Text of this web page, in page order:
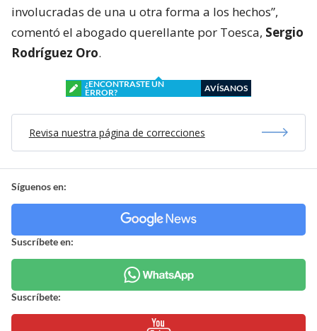
involucradas de una u otra forma a los hechos”,
comentó el abogado querellante por Toesca, Sergio
Rodríguez Oro.
¿ENCONTRASTE UN
ERROR?
AVÍSANOS
Revisa nuestra página de correcciones
Síguenos en:
Suscríbete en:
Suscríbete: